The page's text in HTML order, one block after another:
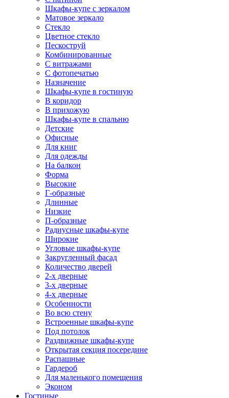
Шкафы-купе с зеркалом
Матовое зеркало
Стекло
Цветное стекло
Пескоструй
Комбинированные
С витражами
С фотопечатью
Назначение
Шкафы-купе в гостиную
В коридор
В прихожую
Шкафы-купе в спальню
Детские
Офисные
Для книг
Для одежды
На балкон
Форма
Высокие
Г-образные
Длинные
Низкие
П-образные
Радиусные шкафы-купе
Широкие
Угловые шкафы-купе
Закругленный фасад
Количество дверей
2-х дверные
3-х дверные
4-х дверные
Особенности
Во всю стену
Встроенные шкафы-купе
Под потолок
Раздвижные шкафы-купе
Открытая секция посередине
Распашные
Гардероб
Для маленького помещения
Эконом
Гостиные